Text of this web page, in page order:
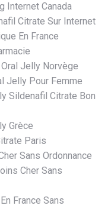
Internet Canada
Citrate Sur Internet
En France
Jelly Norvège
Jelly Pour Femme
Sildenafil Citrate Bon
Grèce
Paris
Sans Ordonnance
Cher Sans
France Sans